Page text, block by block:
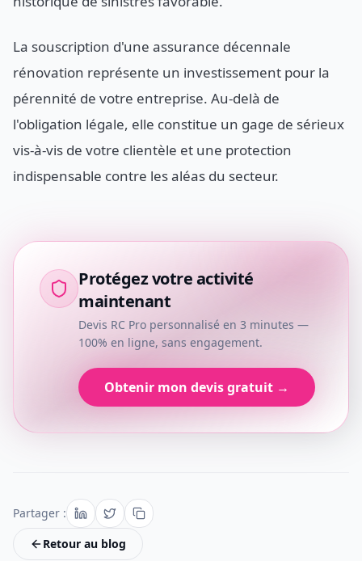
La souscription d'une assurance décennale
rénovation représente un investissement pour la
pérennité de votre entreprise. Au-delà de
l'obligation légale, elle constitue un gage de sérieux
vis-à-vis de votre clientèle et une protection
indispensable contre les aléas du secteur.
Protégez votre activité
maintenant
Devis RC Pro personnalisé en 3 minutes —
100% en ligne, sans engagement.
Obtenir mon devis gratuit →
Partager :
Retour au blog